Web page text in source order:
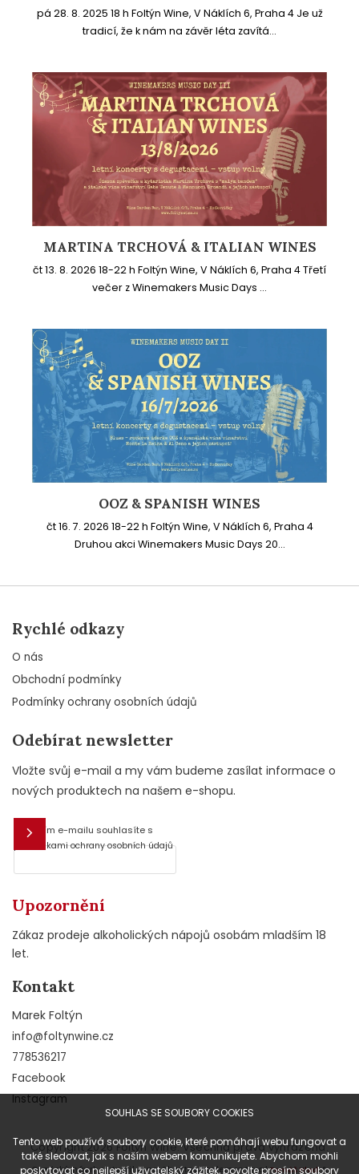
SOUHLAS SE SOUBORY COOKIES
Tento web používá soubory cookie, které pomáhají webu fungovat a
také sledovat, jak s naším webem komunikujete. Abychom mohli
poskytovat co nejlepší uživatelský zážitek, povolte prosím soubory
pá 28. 8. 2025 18 h Foltýn Wine, V Náklích 6, Praha 4 Je už
tradicí, že k nám na závěr léta zavítá...
MARTINA TRCHOVÁ & ITALIAN WINES
čt 13. 8. 2026 18-22 h Foltýn Wine, V Náklích 6, Praha 4 Třetí
večer z Winemakers Music Days ...
OOZ & SPANISH WINES
čt 16. 7. 2026 18-22 h Foltýn Wine, V Náklích 6, Praha 4
Druhou akci Winemakers Music Days 20...
Rychlé odkazy
O nás
Obchodní podmínky
Podmínky ochrany osobních údajů
Odebírat newsletter
Vložte svůj e-mail a my vám budeme zasílat informace o
nových produktech na našem e-shopu.
E-mail
Vložením e-mailu souhlasíte s
podmínkami ochrany osobních údajů
Upozornění
Zákaz prodeje alkoholických nápojů osobám mladším 18
let.
Kontakt
Marek Foltýn
info@foltynwine.cz
778536217
Facebook
Instagram
Copyright 2026Foltýn Wine. Všechna práva vyhrazena.
Grafický návrh vytvořil a na Shoptet implementovalTomáš Hlad&